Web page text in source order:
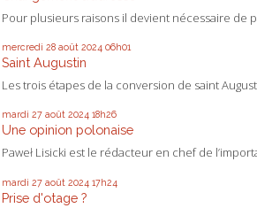
Pour plusieurs raisons il devient nécessaire de
mercredi 28 août 2024 06h01
Saint Augustin
Les trois étapes de la conversion de saint
mardi 27 août 2024 18h26
Une opinion polonaise
Paweł Lisicki est le rédacteur en chef de
mardi 27 août 2024 17h24
Prise d'otage ?